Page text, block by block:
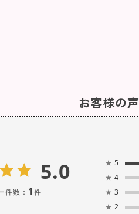
お客様の声
5.0
件数： 1件
★ 5
★ 4
★ 3
★ 2